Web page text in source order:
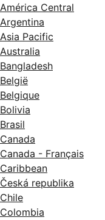
América Central
Argentina
Asia Pacific
Australia
Bangladesh
België
Belgique
Bolivia
Brasil
Canada
Canada - Français
Caribbean
Česká republika
Chile
Colombia